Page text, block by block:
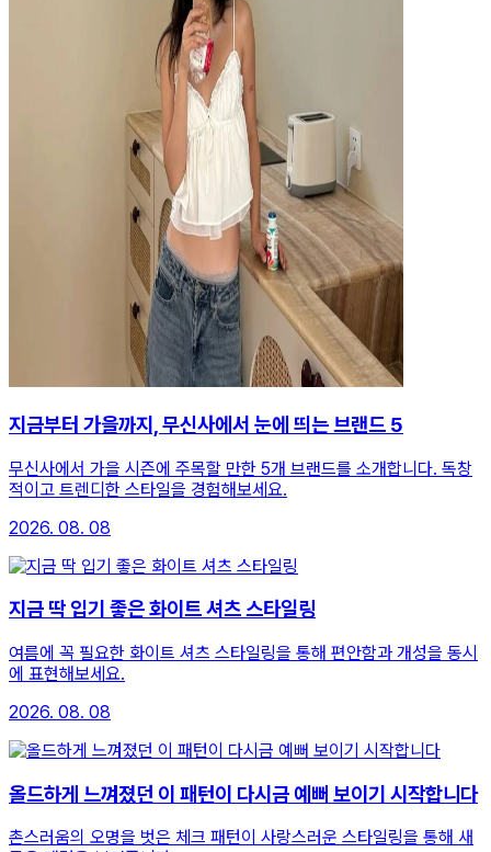
지금부터 가을까지, 무신사에서 눈에 띄는 브랜드 5
무신사에서 가을 시즌에 주목할 만한 5개 브랜드를 소개합니다. 독창
적이고 트렌디한 스타일을 경험해보세요.
2026. 08. 08
지금 딱 입기 좋은 화이트 셔츠 스타일링
여름에 꼭 필요한 화이트 셔츠 스타일링을 통해 편안함과 개성을 동시
에 표현해보세요.
2026. 08. 08
올드하게 느껴졌던 이 패턴이 다시금 예뻐 보이기 시작합니다
촌스러움의 오명을 벗은 체크 패턴이 사랑스러운 스타일링을 통해 새